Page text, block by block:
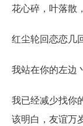
花心碎，叶落散
红尘轮回恋恋几
我站在你的左边
我已经减少找你
该明白，友谊万